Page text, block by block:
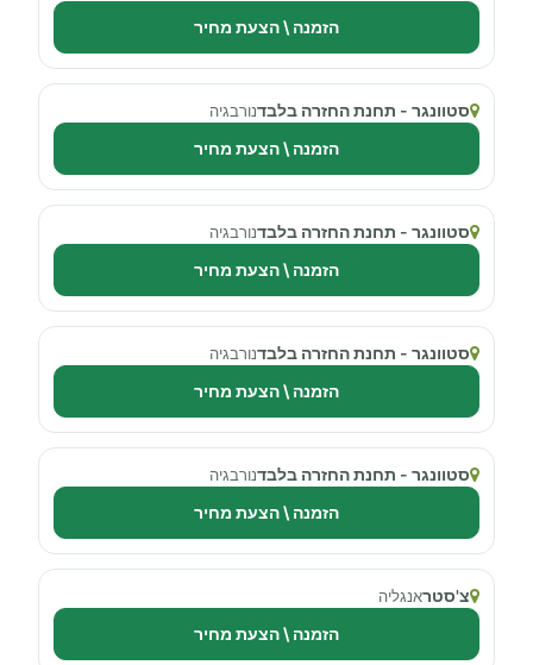
הזמנה \ הצעת מחיר
סטוונגר - תחנת החזרה בלבדנורבגיה
הזמנה \ הצעת מחיר
סטוונגר - תחנת החזרה בלבדנורבגיה
הזמנה \ הצעת מחיר
סטוונגר - תחנת החזרה בלבדנורבגיה
הזמנה \ הצעת מחיר
סטוונגר - תחנת החזרה בלבדנורבגיה
הזמנה \ הצעת מחיר
צ'סטראנגליה
הזמנה \ הצעת מחיר